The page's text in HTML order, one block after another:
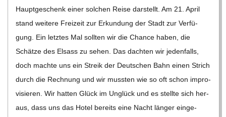
Haupt­ge­schenk einer sol­chen Reise dar­stellt. Am 21. April
stand wei­tere Frei­zeit zur Erkun­dung der Stadt zur Ver­fü­
gung. Ein letz­tes Mal soll­ten wir die Chance haben, die
Schätze des Elsass zu sehen. Das dach­ten wir jeden­falls,
doch machte uns ein Streik der Deut­schen Bahn einen Strich
durch die Rech­nung und wir muss­ten wie so oft schon impro­
vi­sie­ren. Wir hat­ten Glück im Unglück und es stellte sich her­
aus, dass uns das Hotel bereits eine Nacht län­ger ein­ge­